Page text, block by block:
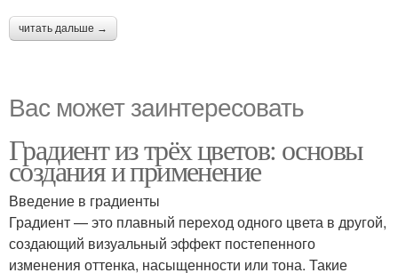
читать дальше →
Вас может заинтересовать
Градиент из трёх цветов: основы
создания и применение
Введение в градиенты
Градиент — это плавный переход одного цвета в другой,
создающий визуальный эффект постепенного
изменения оттенка, насыщенности или тона. Такие